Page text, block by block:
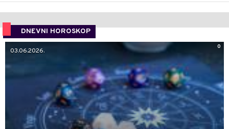
DNEVNI HOROSKOP
0
03.06.2026.